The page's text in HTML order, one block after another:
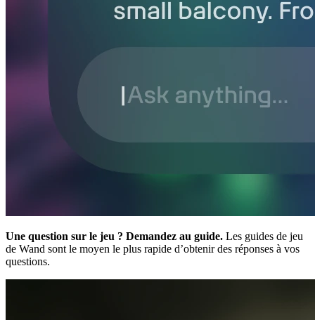
Une question sur le jeu ? Demandez au guide. Les guides de jeu
de Wand sont le moyen le plus rapide d’obtenir des réponses à vos
questions.